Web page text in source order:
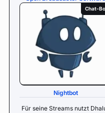
Für seine Streams nutzt
Chat-
Nightbot